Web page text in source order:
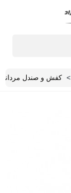
> کفش و صندل مردانه